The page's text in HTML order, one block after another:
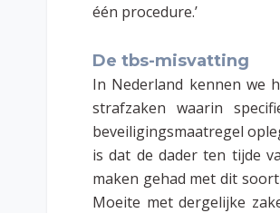
één procedure.’
De tbs-misvatting
In Nederland kennen we
strafzaken waarin
beveiligingsmaatregel
is dat de dader ten tijde
maken gehad met dit
Moeite met dergelijke